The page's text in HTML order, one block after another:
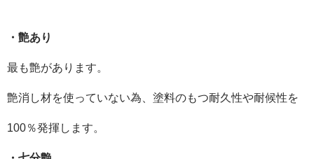
・艶あり
最も艶があります。
艶消し材を使っていない為、塗料のもつ耐久性や耐候性を
100％発揮します。